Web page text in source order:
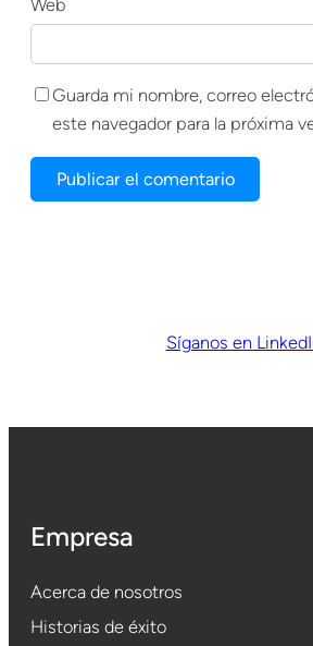
Web
Guarda mi nombre, correo
este navegador para la próxima
Síganos en
Empresa
Acerca de nosotros
Historias de éxito